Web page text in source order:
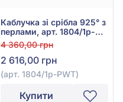
Каблучка зі срібла 925° з
перлами, арт. 1804/1р-
PWT
4 360,00 грн
2 616,00 грн
(арт. 1804/1р-PWT)
Купити